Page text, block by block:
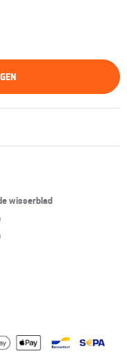
wisserblad